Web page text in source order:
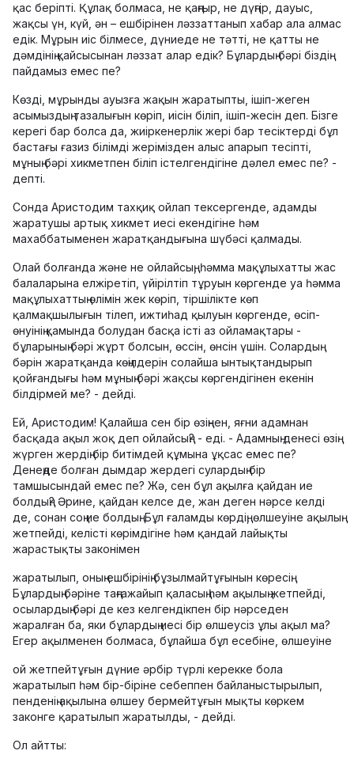
қас беріпті. Құлақ болмаса, не қаңғыр, не дүңгір, дауыс,
жақсы үн, күй, ән – ешбірінен ләззаттанып хабар ала алмас
едік. Мұрын иіс білмесе, дүниеде не тәтті, не қатты не
дәмдінің қайсысынан ләззат алар едік? Бұлардың бәрі біздің
пайдамыз емес пе?
Көзді, мұрынды ауызға жақын жаратыпты, ішіп-жеген
асымыздың тазалығын көріп, иісін біліп, ішіп-жесін деп. Бізге
керегі бар болса да, жиіркенерлік жері бар тесіктерді бұл
бастағы ғазиз білімді жерімізден алыс апарып тесіпті,
мұның бәрі хикметпен біліп істелгендігіне дәлел емес пе? -
депті.
Сонда Аристодим тахқиқ ойлап тексергенде, адамды
жаратушы артық хикмет иесі екендігіне һәм
махаббатыменен жаратқандығына шүбәсі қалмады.
Олай болғанда және не ойлайсың, һәмма мақұлыхатты жас
балаларына елжіретіп, үйірілтіп тұруын көргенде уа һәмма
мақұлыхаттың өлімін жек көріп, тіршілікте көп
қалмақшылығын тілеп, ижтиһад қылуын көргенде, өсіп-
өнуінің қамында болудан басқа істі аз ойламақтары -
бұларының бәрі жұрт болсын, өссін, өнсін үшін. Солардың
бәрін жаратқанда көңілдерін солайша ынтықтандырып
қойғандығы һәм мұның бәрі жақсы көргендігінен екенін
білдірмей ме? - дейді.
Ей, Аристодим! Қалайша сен бір өзіңнен, яғни адамнан
басқада ақыл жоқ деп ойлайсың? - еді. - Адамның денесі өзің
жүрген жердің бір битімдей құмына ұқсас емес пе?
Денеңде болған дымдар жердегі сулардың бір
тамшысындай емес пе? Жә, сен бұл ақылға қайдан ие
болдың? Әрине, қайдан келсе де, жан деген нәрсе келді
де, сонан соң ие болдың. Бұл ғаламды көрдің, өлшеуіне ақылың
жетпейді, келісті көрімдігіне һәм қандай лайықты
жарастықты законімен
жаратылып, оның ешбірінің бұзылмайтұғынын көресің.
Бұлардың бәріне таңғажайып қаласың һәм ақылың жетпейді,
осылардың бәрі де кез келгендікпен бір нәрседен
жаралған ба, яки бұлардың иесі бір өлшеусіз ұлы ақыл ма?
Егер ақылменен болмаса, бұлайша бұл есебіне, өлшеуіне
ой жетпейтұғын дүние әрбір түрлі керекке бола
жаратылып һәм бір-біріне себеппен байланыстырылып,
пенденің ақылына өлшеу бермейтұғын мықты көркем
законге қаратылып жаратылды, - дейді.
Ол айтты: